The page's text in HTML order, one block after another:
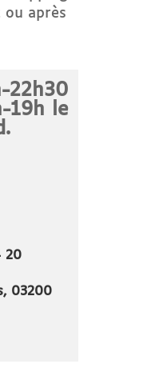
ou après
22h30
19h le
20
03200